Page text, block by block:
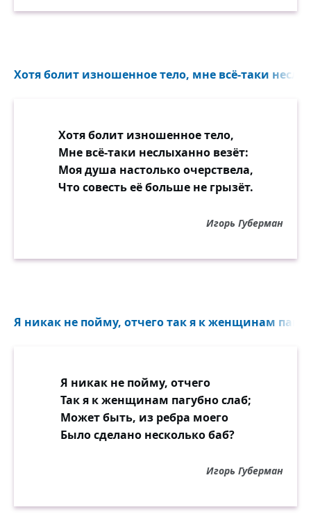
Хотя болит изношенное тело, мне всё-таки
Хотя болит изношенное тело,
Мне всё-таки неслыханно везёт:
Моя душа настолько очерствела,
Что совесть её больше не грызёт.
Игорь Губерман
Я никак не пойму, отчего так я к женщинам
Я никак не пойму, отчего
Так я к женщинам пагубно слаб;
Может быть, из ребра моего
Было сделано несколько баб?
Игорь Губерман